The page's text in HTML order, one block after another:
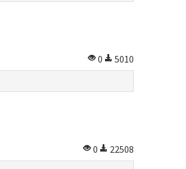
0
5010
0
22508